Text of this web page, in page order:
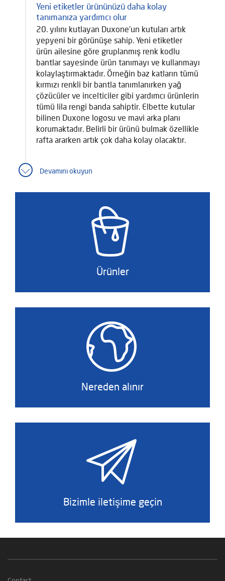
Yeni etiketler ürününüzü daha kolay
tanımanıza yardımcı olur
20. yılını kutlayan Duxone'un kutuları artık
yepyeni bir görünüşe sahip. Yeni etiketler
ürün ailesine göre gruplanmış renk kodlu
bantlar sayesinde ürün tanımayı ve kullanmayı
kolaylaştırmaktadır. Örneğin baz katların tümü
kırmızı renkli bir bantla tanımlanırken yağ
çözücüler ve incelticiler gibi yardımcı ürünlerin
tümü lila rengi banda sahiptir. Elbette kutular
bilinen Duxone logosu ve mavi arka planı
korumaktadır. Belirli bir ürünü bulmak özellikle
rafta ararken artık çok daha kolay olacaktır.
Devamını okuyun
Ürünler
Nereden alınır
Bizimle iletişime geçin